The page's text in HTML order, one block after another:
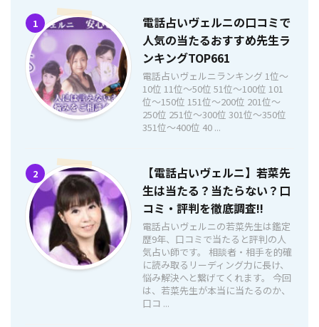
1
電話占いヴェルニの口コミで
人気の当たるおすすめ先生ラ
ンキングTOP661
電話占いヴェルニランキング 1位〜
10位 11位〜50位 51位〜100位 101
位〜150位 151位〜200位 201位〜
250位 251位〜300位 301位〜350位
351位〜400位 40 ...
2
【電話占いヴェルニ】若菜先
生は当たる？当たらない？口
コミ・評判を徹底調査!!
電話占いヴェルニの若菜先生は鑑定
歴9年、口コミで当たると評判の人
気占い師です。 相談者・相手を的確
に読み取るリーディング力に長け、
悩み解決へと繋げてくれます。 今回
は、若菜先生が本当に当たるのか、
口コ ...